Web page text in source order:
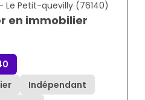
Le Petit-quevilly (76140)
en immobilier
Indépendant